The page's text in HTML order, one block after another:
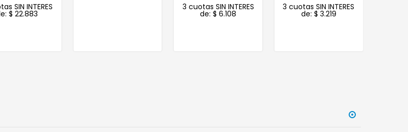
SIN INTERES
$ 22.883
3 cuotas SIN INTERES
de:$ 6.108
3 cuotas SIN INTERES
de: $ 3.219